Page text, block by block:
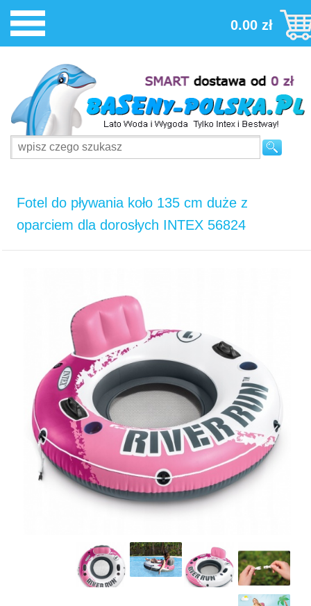
0.00 zł
Fotel do pływania koło 135 cm duże z
oparciem dla dorosłych INTEX 56824